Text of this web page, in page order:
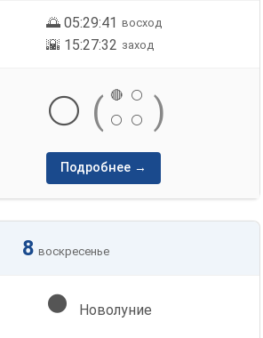
🌅 05:29:41 восход
🌇 15:27:32 заход
⚪ ( 🔴
⚪
⚪
⚪ )
Подробнее →
8 воскресенье
🌑 Новолуние